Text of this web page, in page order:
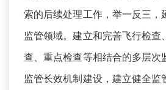
索的后续处理工作，举一反三，
监管领域。建立和完善飞行检查
查、重点检查等相结合的多层次
监管长效机制建设，建立健全监